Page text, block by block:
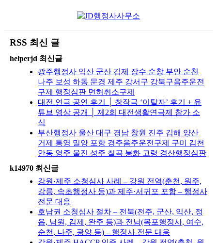
RSS 최신 글
helperjd 최신글
광주행정사 익산 군산 김제 장수 순창 부안 순천
나주 보성 하동 문경 제주 강서구 강북구음주운전
구제 행정심판 면허취소구제
대전 연극 공연 후기 │ 창작극 ‘이탈자’ 후기 + 유
튜브 영상 공개 │ 제2회 대전생활연극제 참가 소
식
부산행정사 울산 대구 경남 창원 진주 김해 양산
거제 통영 밀양 포항 경주음주운전구제 구미 김천
안동 영주 울진 성주 칠곡 봉화 고령 경산행정심판
k14970 최신글
강원·제주 소청심사 사례 – 강원 전역(춘천, 원주,
강릉, 속초행정사 등)과 제주·서귀포 포함 – 행정사
전문 대응
호남권 소청심사 절차 – 전북(전주, 군산, 익산, 정
읍, 남원, 김제, 완주 등)과 전남(목포행정사, 여수,
순천, 나주, 광양 등) – 행정사 전문 대응